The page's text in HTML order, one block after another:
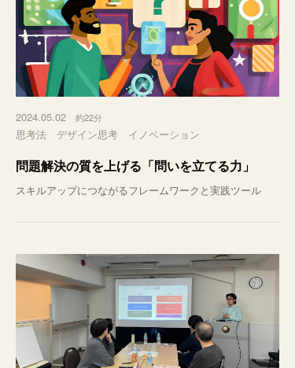
2024.05.02 約22分
思考法 デザイン思考 イノベーション
問題解決の質を上げる「問いを立てる力」
スキルアップにつながるフレームワークと実践ツール